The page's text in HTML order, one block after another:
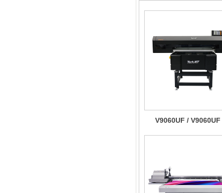
V9060UF /